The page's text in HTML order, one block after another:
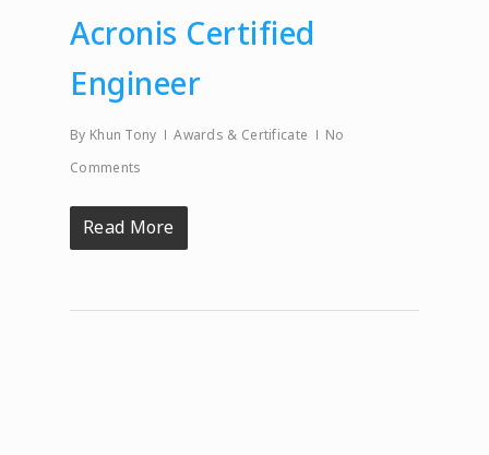
Acronis Certified
Engineer
By Khun Tony Awards & Certificate
No
Comments
Read More